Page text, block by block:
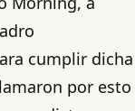
cumplir dicha
por esto